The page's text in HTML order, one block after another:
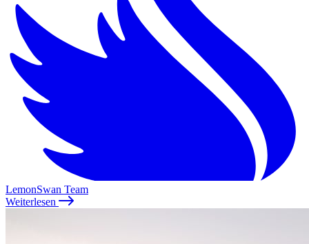
LemonSwan Team
Weiterlesen